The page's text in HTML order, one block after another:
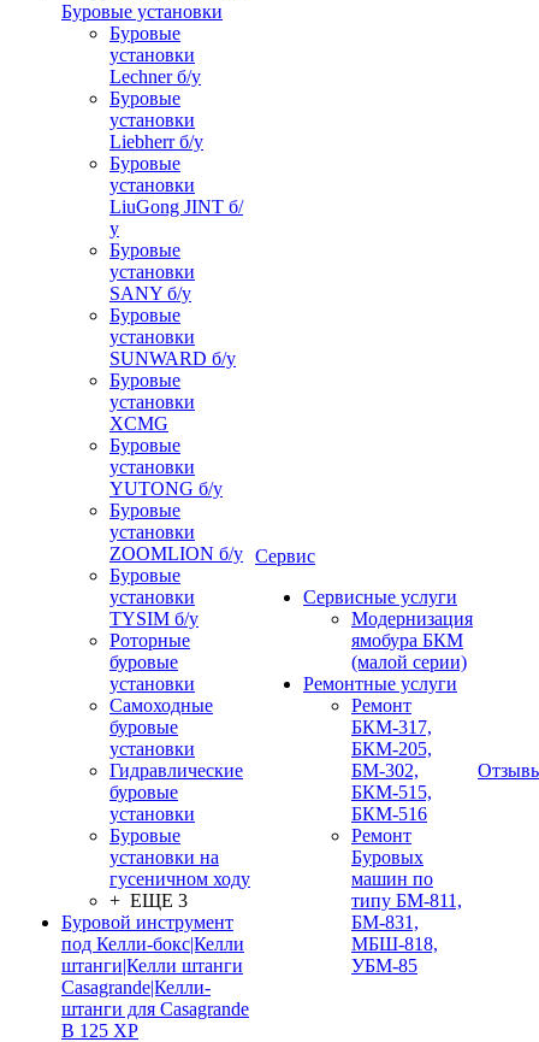
Буровые установки
Буровые
установки
Lechner б/у
Буровые
установки
Liebherr б/у
Буровые
установки
LiuGong JINT б/
у
Буровые
установки
SANY б/у
Буровые
установки
SUNWARD б/у
Буровые
установки
XCMG
Буровые
установки
YUTONG б/у
Буровые
установки
ZOOMLION б/у
Буровые
установки
TYSIM б/у
Роторные
буровые
установки
Самоходные
буровые
установки
Гидравлические
буровые
установки
Буровые
установки на
гусеничном ходу
+ ЕЩЕ 3
Буровой инструмент
под Келли-бокс|Келли
штанги|Келли штанги
Casagrande|Келли-
штанги для Casagrande
B 125 XP
Сервис
Сервисные услуги
Модернизация
ямобура БКМ
(малой серии)
Ремонтные услуги
Ремонт
БКМ-317,
БКМ-205,
БМ-302,
БКМ-515,
БКМ-516
Ремонт
Буровых
машин по
типу БМ-811,
БМ-831,
МБШ-818,
УБМ-85